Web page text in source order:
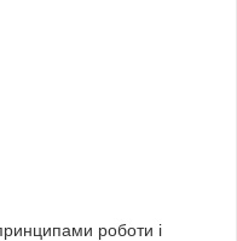
роботи і